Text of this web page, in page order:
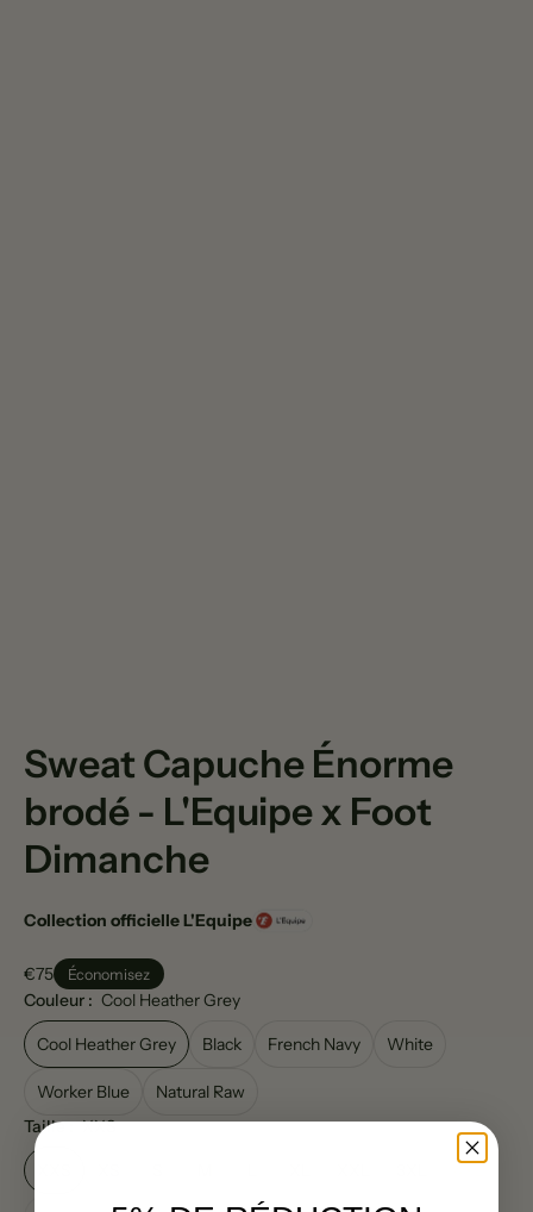
Sweat Capuche Énorme
brodé - L'Equipe x Foot
Dimanche
Collection officielle L'Equipe
€75 Économisez
Couleur : Cool Heather Grey
Cool Heather Grey Black French Navy White
Worker Blue
Natural Raw
Taille : XXS
4XL